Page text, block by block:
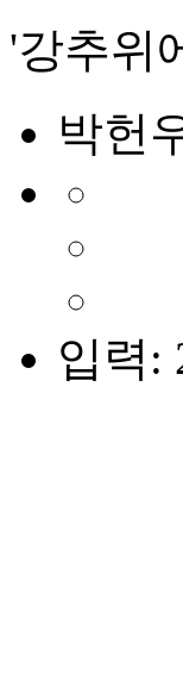
'강추위
박헌
입력: